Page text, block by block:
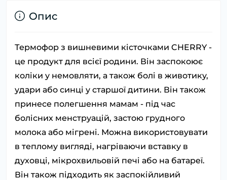
Опис
Термофор з вишневими кісточками CHERRY -
це продукт для всієї родини. Він заспокоює
коліки у немовляти, а також болі в животику,
удари або синці у старшої дитини. Він також
принесе полегшення мамам - під час
болісних менструацій, застою грудного
молока або мігрені. Можна використовувати
в теплому вигляді, нагріваючи вставку в
духовці, мікрохвильовій печі або на батареї.
Він також підходить як заспокійливий